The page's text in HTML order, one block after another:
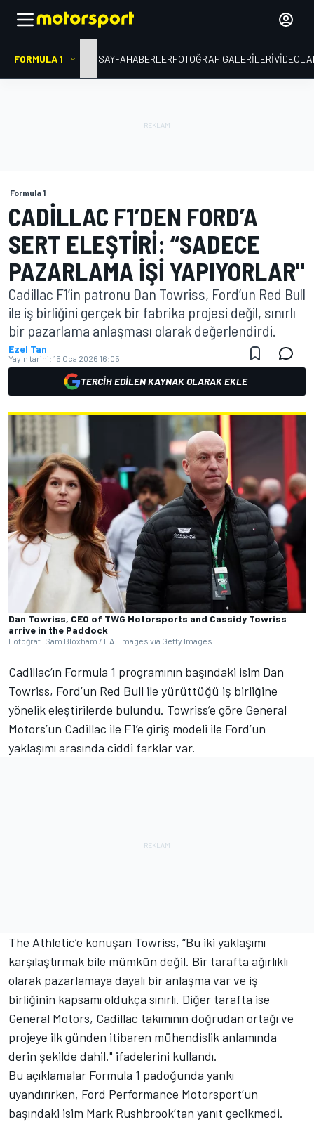
FORMULA 1 ANA SAYFAHABERLERFOTOĞRAF GALERILERI
Formula 1
CADILLAC F1’DEN FORD’A
SERT ELEŞTIRI: “SADECE
PAZARLAMA IŞI YAPIYORLAR"
Cadillac F1’in patronu Dan Towriss, Ford’un Red Bull
ile iş birliğini gerçek bir fabrika projesi değil, sınırlı
bir pazarlama anlaşması olarak değerlendirdi.
Ezel Tan
Yayın tarihi: 15 Oca 2026 16:05
TERCIH EDILEN KAYNAK OLARAK EKLE
Dan Towriss, CEO of TWG Motorsports and Cassidy Towriss
arrive in the Paddock
Fotoğraf: Sam Bloxham / LAT Images via Getty Images
Cadillac’ın Formula 1 programının başındaki isim Dan
Towriss, Ford’un Red Bull ile yürüttüğü iş birliğine
yönelik eleştirilerde bulundu. Towriss’e göre General
Motors’un Cadillac ile F1’e giriş modeli ile Ford’un
yaklaşımı arasında ciddi farklar var.
The Athletic’e konuşan Towriss, “Bu iki yaklaşımı
karşılaştırmak bile mümkün değil. Bir tarafta ağırlıklı
olarak pazarlamaya dayalı bir anlaşma var ve iş
birliğinin kapsamı oldukça sınırlı. Diğer tarafta ise
General Motors, Cadillac takımının doğrudan ortağı ve
projeye ilk günden itibaren mühendislik anlamında
derin şekilde dahil." ifadelerini kullandı.
Bu açıklamalar Formula 1 padoğunda yankı
uyandırırken, Ford Performance Motorsport’un
başındaki isim Mark Rushbrook’tan yanıt gecikmedi.